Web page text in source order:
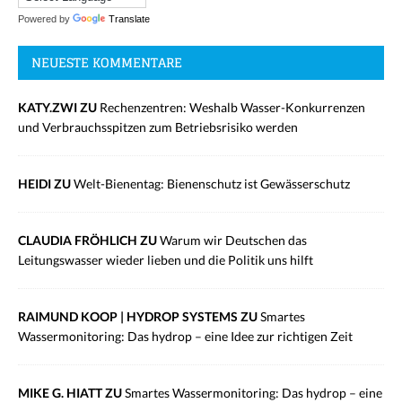
Powered by Translate
NEUESTE KOMMENTARE
KATY.ZWI ZU Rechenzentren: Weshalb Wasser-Konkurrenzen
und Verbrauchsspitzen zum Betriebsrisiko werden
HEIDI ZUWelt-Bienentag: Bienenschutz ist Gewässerschutz
CLAUDIA FRÖHLICH ZUWarum wir Deutschen das
Leitungswasser wieder lieben und die Politik uns hilft
RAIMUND KOOP | HYDROP SYSTEMS ZUSmartes
Wassermonitoring: Das hydrop – eine Idee zur richtigen Zeit
MIKE G. HIATT ZUSmartes Wassermonitoring: Das hydrop – eine